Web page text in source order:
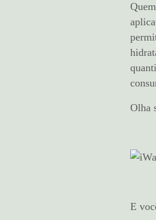
Olha
E